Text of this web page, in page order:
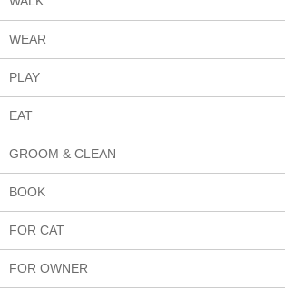
WEAR
PLAY
EAT
GROOM & CLEAN
BOOK
FOR CAT
FOR OWNER